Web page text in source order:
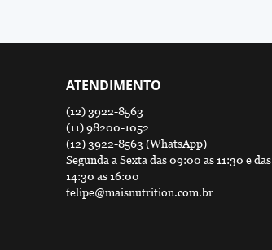
ATENDIMENTO
(12) 3922-8563
(11)98200-1052
(12) 3922-8563 (WhatsApp)
Segunda a Sexta das 09:00 as 11:30 e das
14:30 as 16:00
felipe@maisnutrition.com.br